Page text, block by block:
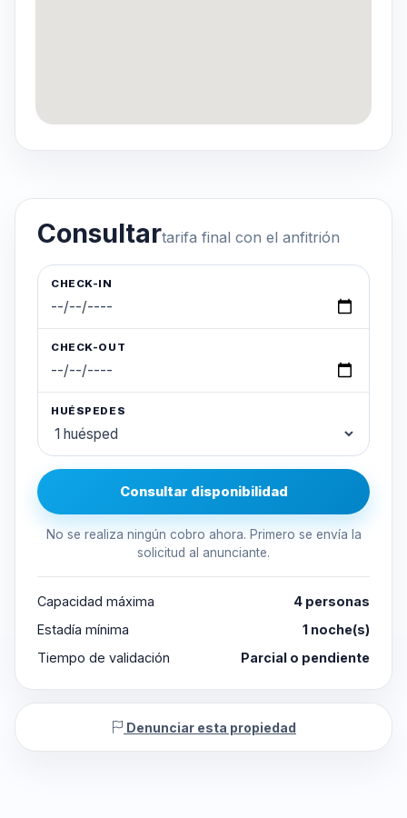
Consultartarifa final con el anfitrión
CHECK-IN
CHECK-OUT
HUÉSPEDES
Consultar disponibilidad
No se realiza ningún cobro ahora. Primero se envía la
solicitud al anunciante.
Capacidad máxima
4 personas
Estadía mínima
1 noche(s)
Tiempo de validación
Parcial o pendiente
Denunciar esta propiedad